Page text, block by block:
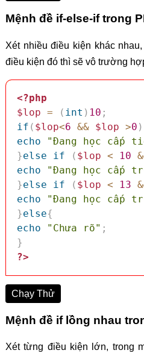
Mệnh đề if-else-if trong
Xét nhiều điều kiện khác
điều kiện đó thì sẽ vô trường
<?php
$lop = ( int ) 10 ;
if ( $lop<6 && $lop >0 )
echo
"Đang học cấp
}else if ( $lop < 10
echo
"Đang học cấp
}else if ( $lop < 13
echo
"Đang học cấp
}else{
echo
"Chưa rõ" ;
}
?>
Chạy Thử
Mệnh đề if lồng nhau
Xét từng điều kiện lớn, trong